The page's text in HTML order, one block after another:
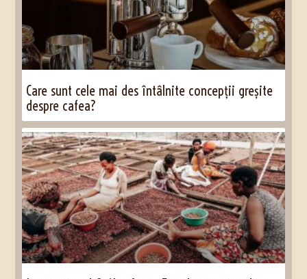
Care sunt cele mai des întâlnite concepții greșite
despre cafea?